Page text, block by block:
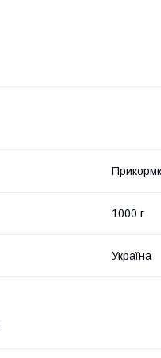
1000 г
Україна